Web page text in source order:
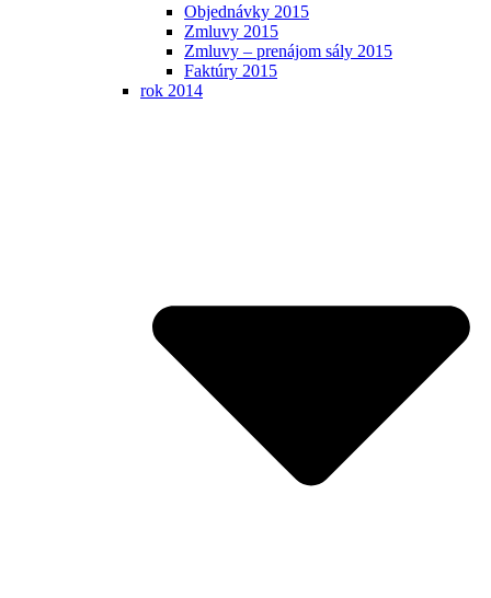
Objednávky 2015
Zmluvy 2015
Zmluvy – prenájom sály 2015
Faktúry 2015
rok 2014